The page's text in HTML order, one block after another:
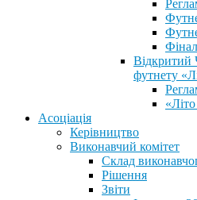
Фінал
Відкритий
футнету
Асоціація
Керівництво
Виконавчий комітет
Склад
Рішення
Звіти